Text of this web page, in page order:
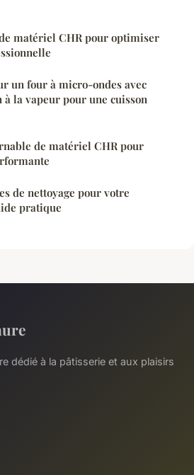
matériel CHR pour optimiser
un four à micro-ondes avec
à la vapeur pour une cuisson
de matériel CHR pour
de nettoyage pour votre
pratique
dédié à la pâtisserie et aux plaisirs